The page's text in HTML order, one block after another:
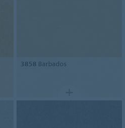
3858 Barbados